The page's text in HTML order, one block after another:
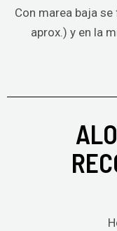
Con marea baja
aprox.) y en la